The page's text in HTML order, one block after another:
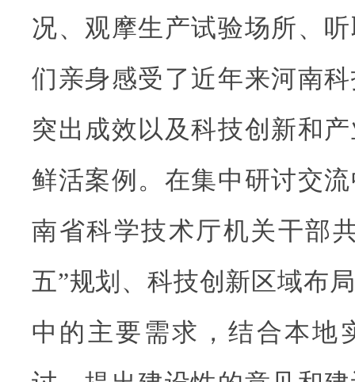
况、观摩生产试验场所、
们亲身感受了近年来河南
突出成效以及科技创新和
鲜活案例。在集中研讨交
南省科学技术厅机关干部
五”规划、科技创新区域布
中的主要需求，结合本地